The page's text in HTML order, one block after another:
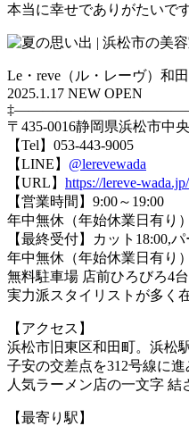
本当に幸せでありがたいで
Le・reve（ル・レーヴ）和
2025.1.17 NEW OPEN
〒435-0016静岡県浜松市中
【Tel】053-443-9005
【LINE】 @lerevewada
【URL】 https://lereve-wada.jp/
【営業時間】9:00～19:00
年中無休（年始休業日有り）
【最終受付】カット18:00,
年中無休（年始休業日有り
無料駐車場 店前ひろびろ4
実力派スタイリストが多く
【アクセス】
浜松市旧東区和田町。浜松
子安の交差点を312号線に
人気ラーメン店の一文字 結
【最寄り駅】